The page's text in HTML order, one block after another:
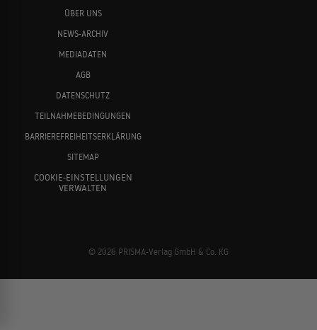
ÜBER UNS
NEWS-ARCHIV
MEDIADATEN
AGB
DATENSCHUTZ
TEILNAHMEBEDINGUNGEN
BARRIEREFREIHEITSERKLÄRUNG
SITEMAP
COOKIE-EINSTELLUNGEN
VERWALTEN
© 2026 PRISMA-Verlag GmbH & Co. KG